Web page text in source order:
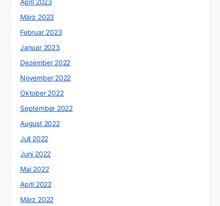
April 2023
März 2023
Februar 2023
Januar 2023
Dezember 2022
November 2022
Oktober 2022
September 2022
August 2022
Juli 2022
Juni 2022
Mai 2022
April 2022
März 2022